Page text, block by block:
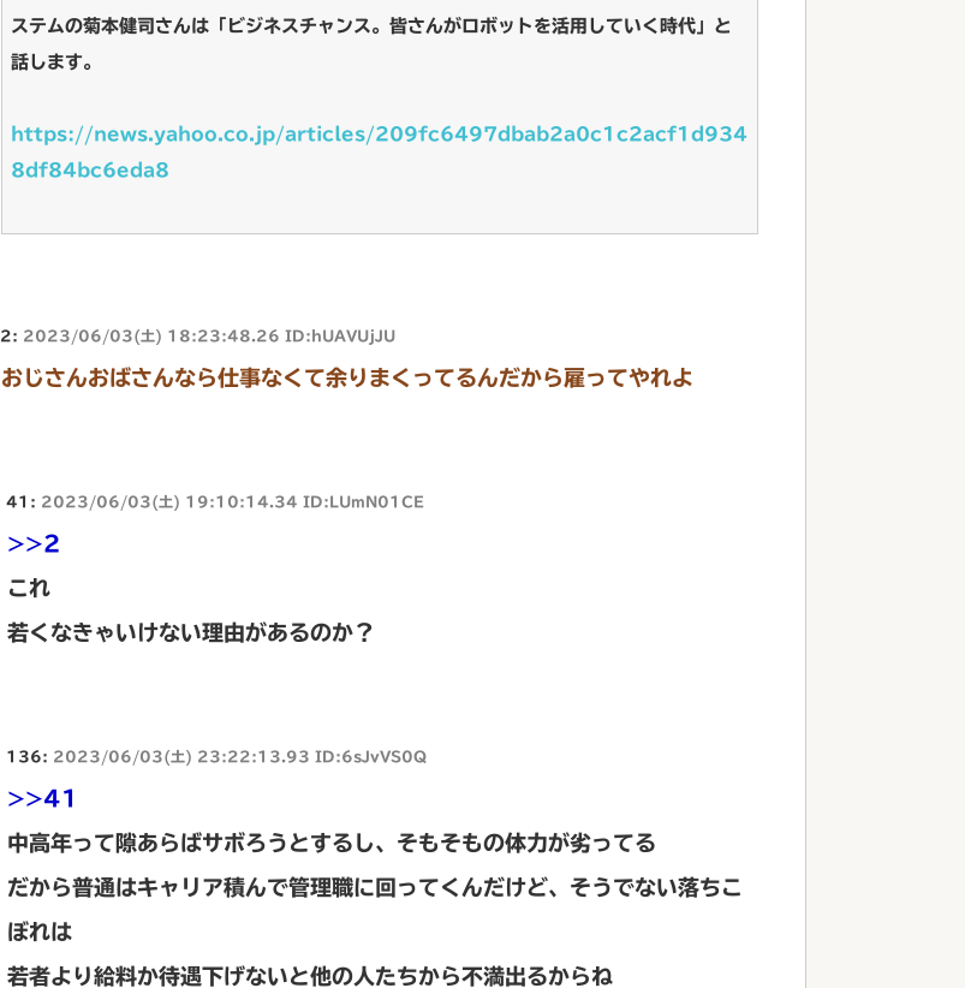
ステムの菊本健司さんは「ビジネスチャンス。皆さんがロボットを活用していく時代」と
話します。
https://news.yahoo.co.jp/articles/209fc6497dbab2a0c1c2acf1d934
8df84bc6eda8
2: 2023/06/03(土) 18:23:48.26 ID:hUAVUjJU
おじさんおばさんなら仕事なくて余りまくってるんだから雇ってやれよ
41: 2023/06/03(土) 19:10:14.34 ID:LUmN01CE
>>2
これ
若くなきゃいけない理由があるのか？
136: 2023/06/03(土) 23:22:13.93 ID:6sJvVS0Q
>>41
中高年って隙あらばサボろうとするし、そもそもの体力が劣ってる
だから普通はキャリア積んで管理職に回ってくんだけど、そうでない落ちこ
ぼれは
若者より給料か待遇下げないと他の人たちから不満出るからね